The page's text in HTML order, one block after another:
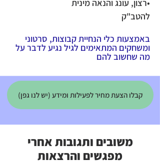
•רצון, עונג והנאה מינית
להטב"ק
באמצעות כלי הנחיית קבוצות, סרטוני
ומשחקים המתאימים לגיל נגיע לדבר על
מה שחשוב להם
קבלו הצעת מחיר לפעילות ומידע (יש לנו גפן)
משובים ותגובות אחרי
מפגשים והרצאות